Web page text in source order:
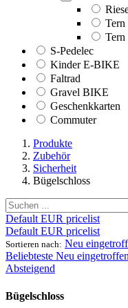
S-Pedelec
Kinder E-BIKE
Faltrad
Gravel BIKE
Geschenkkarten
Commuter
Produkte
Zubehör
Sicherheit
Bügelschloss
Default EUR pricelist
Default EUR pricelist
Sortieren nach: Neu
Beliebteste Neu eingetroffen
Absteigend
Bügelschloss